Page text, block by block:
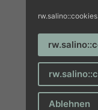
Ablehnen